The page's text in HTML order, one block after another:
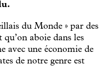
du Monde » par des
aboie dans les
avec une économie de
de notre genre est